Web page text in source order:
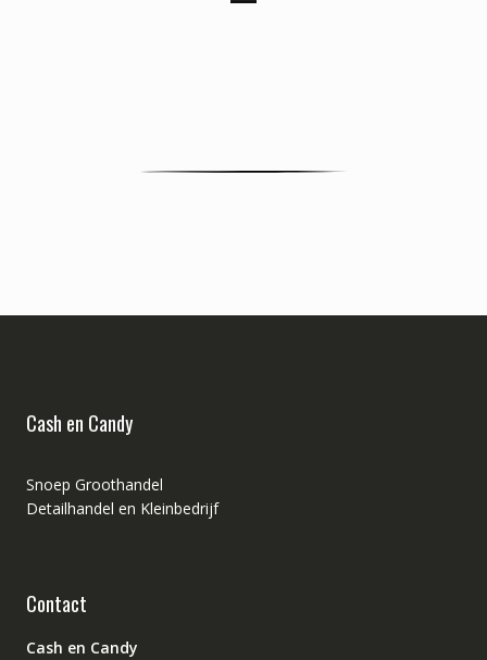
Cash en Candy
Snoep Groothandel
Detailhandel en Kleinbedrijf
Contact
Cash en Candy